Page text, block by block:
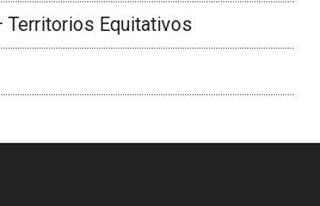
Territorios Equitativos